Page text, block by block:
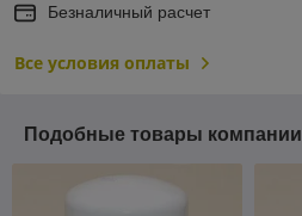
Безналичный расчет
Все условия оплаты
Подобные товары компании